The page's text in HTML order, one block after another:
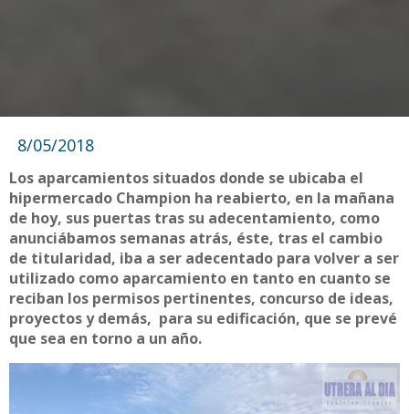
8/05/2018
Los aparcamientos situados donde se ubicaba el
hipermercado Champion ha reabierto, en la mañana
de hoy, sus puertas tras su adecentamiento, como
anunciábamos semanas atrás, éste, tras el cambio
de titularidad, iba a ser adecentado para volver a ser
utilizado como aparcamiento en tanto en cuanto se
reciban los permisos pertinentes, concurso de ideas,
proyectos y demás, para su edificación, que se prevé
que sea en torno a un año.